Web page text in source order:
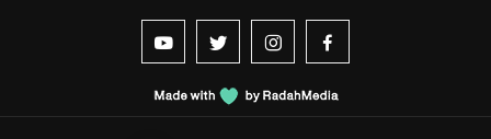
Suivez-nous sur Facebook
nous sur Instagram
nous sur Twitter